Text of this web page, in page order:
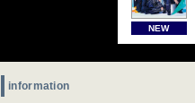
NEW
information